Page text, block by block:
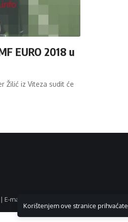
Korištenjem ove stranice prihvaćate
EURO 2018 u
Žilić iz Viteza sudit će
mail: